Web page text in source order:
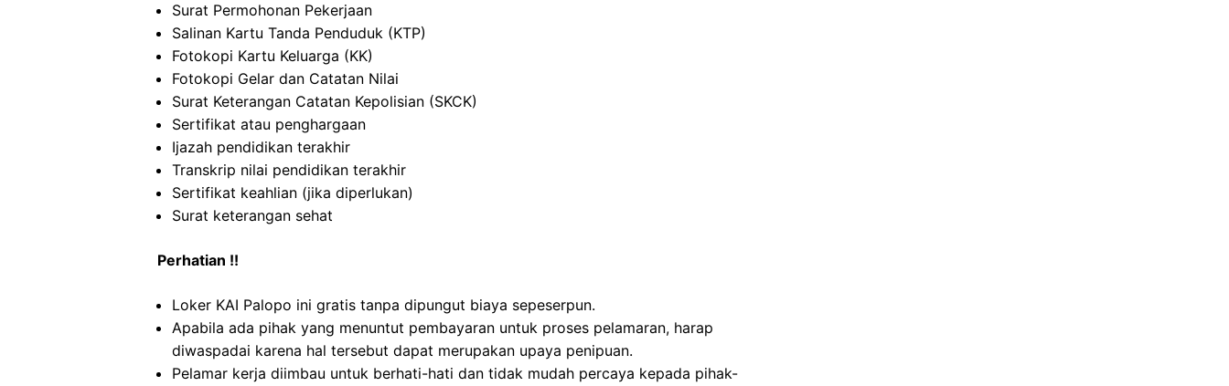
Surat Permohonan Pekerjaan
Salinan Kartu Tanda Penduduk (KTP)
Fotokopi Kartu Keluarga (KK)
Fotokopi Gelar dan Catatan Nilai
Surat Keterangan Catatan Kepolisian (SKCK)
Sertifikat atau penghargaan
Ijazah pendidikan terakhir
Transkrip nilai pendidikan terakhir
Sertifikat keahlian (jika diperlukan)
Surat keterangan sehat
Perhatian !!
Loker KAI Palopo ini gratis tanpa dipungut biaya sepeserpun.
Apabila ada pihak yang menuntut pembayaran untuk proses pelamaran, harap
diwaspadai karena hal tersebut dapat merupakan upaya penipuan.
Pelamar kerja diimbau untuk berhati-hati dan tidak mudah percaya kepada pihak-